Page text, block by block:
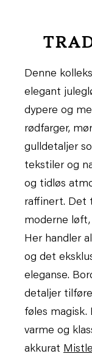
Denne
elegant
dypere og
rødfarger,
gulldetaljer
tekstiler og
og tidløs
raffinert. Det
moderne løft,
Her handler
og det
eleganse.
detaljer
føles magisk.
varme og
akkurat